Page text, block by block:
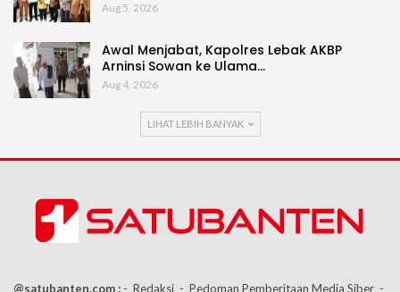
Aug 5, 2026
Awal Menjabat, Kapolres Lebak AKBP
Arninsi Sowan ke Ulama…
Aug 4, 2026
LIHAT LEBIH BANYAK
@satubanten.com : - Redaksi - Pedoman Pemberitaan Media Siber -